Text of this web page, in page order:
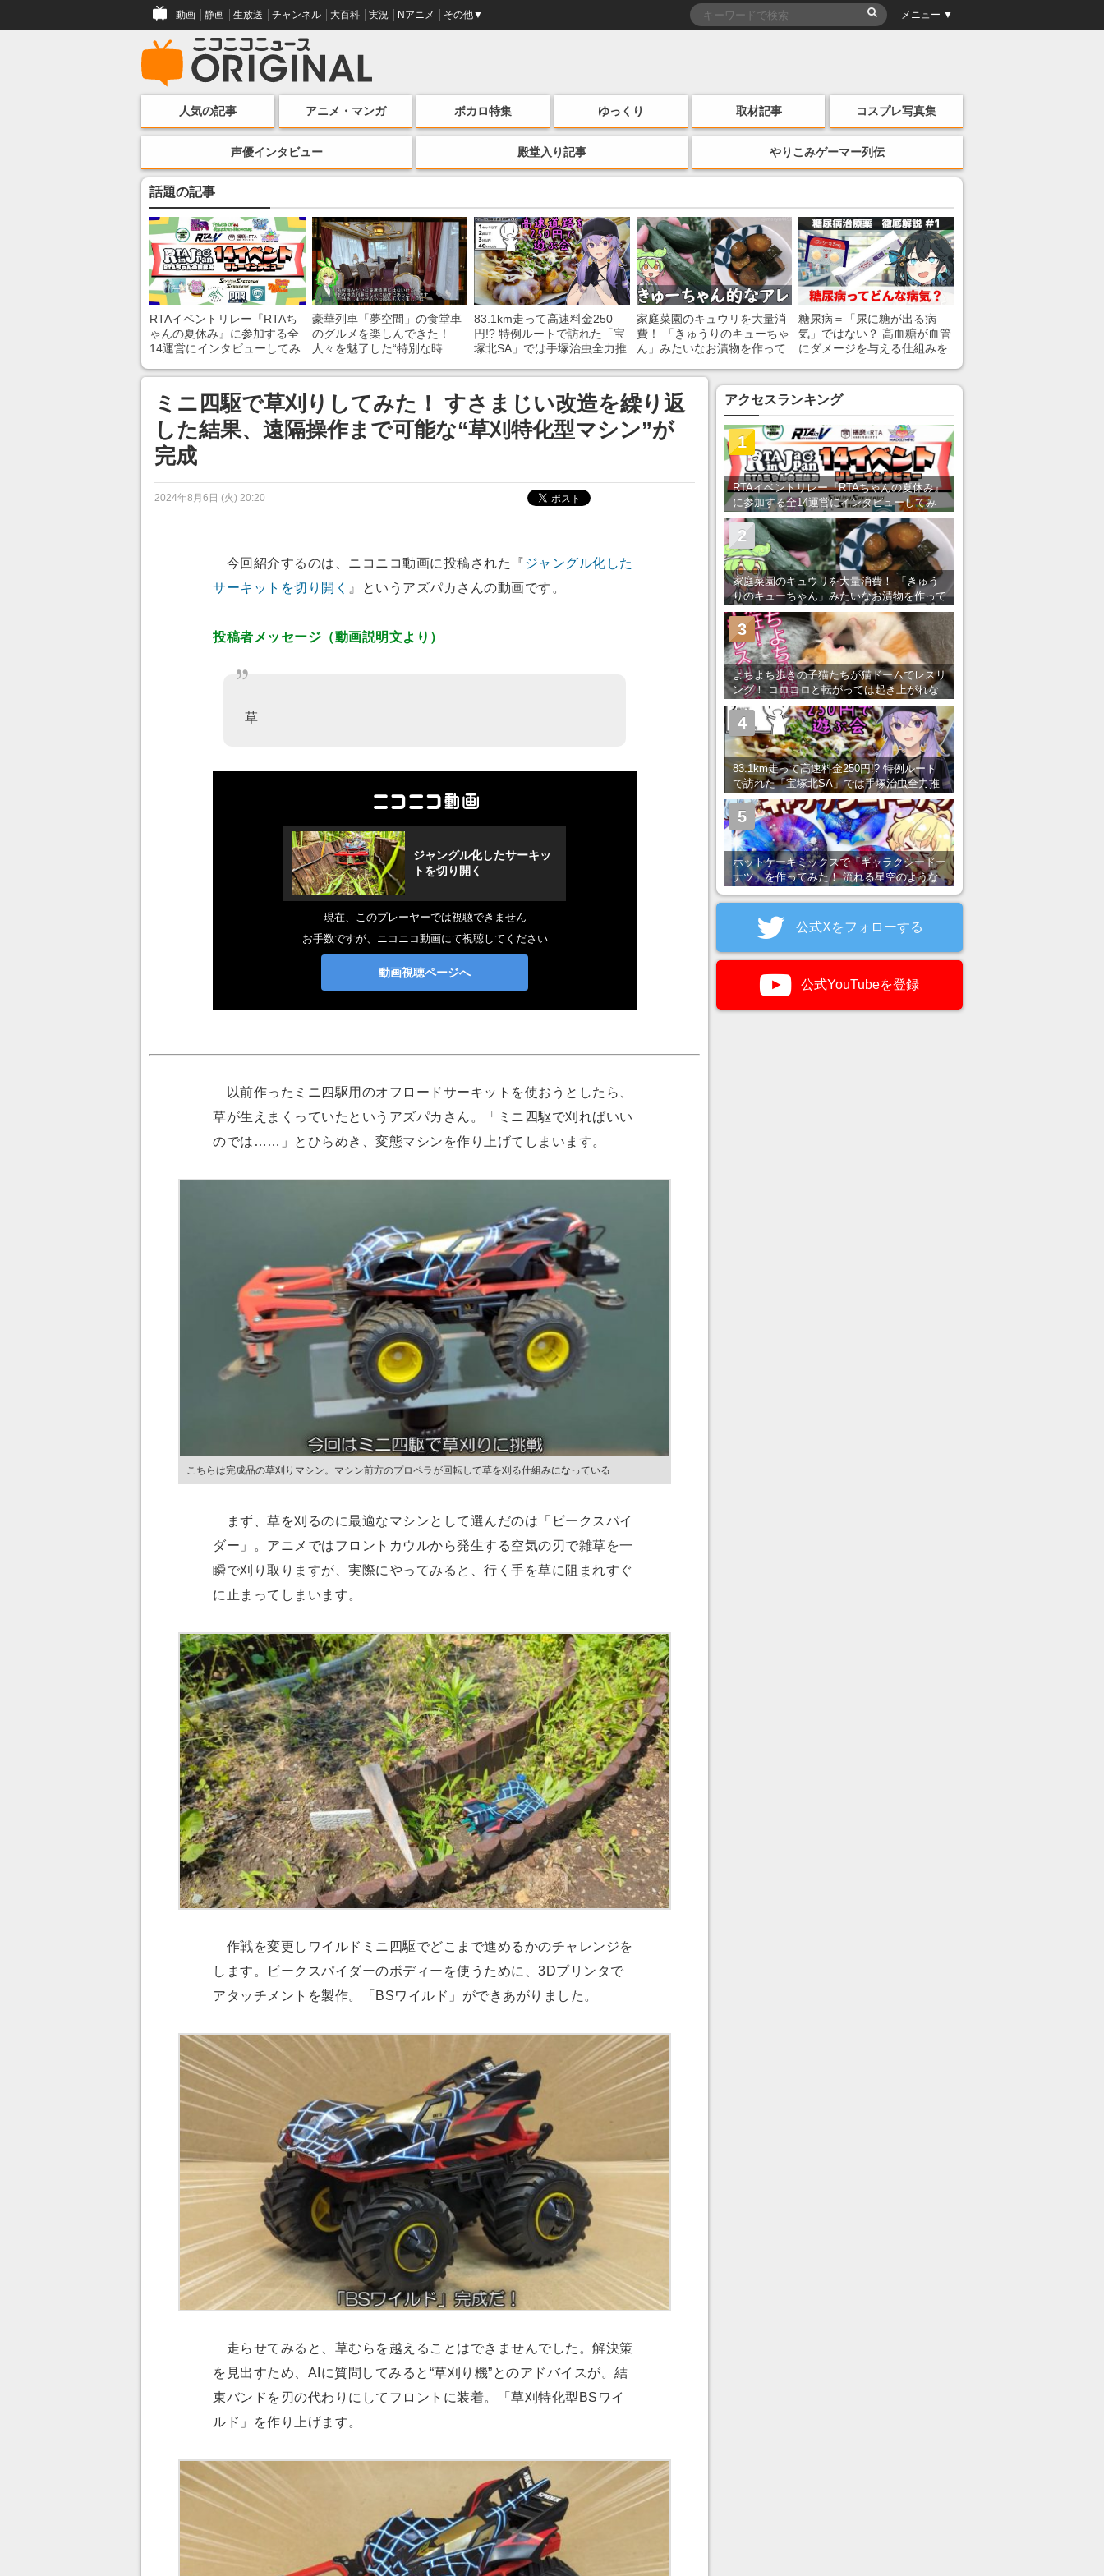
動画 静画 生放送 チャンネル 大百科 実況 Nアニメ その他▼ メニュー ▼
人気の記事 アニメ・マンガ ボカロ特集 ゆっくり 取材記事 コスプレ写真集
声優インタビュー 殿堂入り記事 やりこみゲーマー列伝
話題の記事
RTAイベントリレー『RTAち
ゃんの夏休み』に参加する全
14運営にインタビューしてみ
ンネルの貸し出しを利用し8/9
から1週間にわたって開催
豪華列車「夢空間」の食堂車
のグルメを楽しんできた！
人々を魅了した“特別な時
あ」「行ってみたい」の声
83.1km走って高速料金250
円!? 特例ルートで訪れた「宝
塚北SA」では手塚治虫全力推
家庭菜園のキュウリを大量消
費！ 「きゅうりのキューちゃ
ん」みたいなお漬物を作って
糖尿病＝「尿に糖が出る病
気」ではない？ 高血糖が血管
にダメージを与える仕組みを
ミニ四駆で草刈りしてみた！ すさまじい改造を繰り返
した結果、遠隔操作まで可能な“草刈特化型マシン”が
完成
2024年8月6日 (火) 20:20
今回紹介するのは、ニコニコ動画に投稿された『 ジャングル化した
サーキットを切り開く 』というアズパカさんの動画です。
投稿者メッセージ（動画説明文より）
草
以前作ったミニ四駆用のオフロードサーキットを使おうとしたら、
草が生えまくっていたというアズパカさん。「ミニ四駆で刈ればいい
のでは……」とひらめき、変態マシンを作り上げてしまいます。
こちらは完成品の草刈りマシン。マシン前方のプロペラが回転して草を刈る仕組みになっている
まず、草を刈るのに最適なマシンとして選んだのは「ビークスパイ
ダー」。アニメではフロントカウルから発生する空気の刃で雑草を一
瞬で刈り取りますが、実際にやってみると、行く手を草に阻まれすぐ
に止まってしまいます。
作戦を変更しワイルドミニ四駆でどこまで進めるかのチャレンジを
します。ビークスパイダーのボディーを使うために、3Dプリンタで
アタッチメントを製作。「BSワイルド」ができあがりました。
走らせてみると、草むらを越えることはできませんでした。解決策
を見出すため、AIに質問してみると“草刈り機”とのアドバイスが。結
束バンドを刃の代わりにしてフロントに装着。「草刈特化型BSワイ
ルド」を作り上げます。
アクセスランキング
RTAイベントリレー『RTAちゃんの夏休み』
に参加する全14運営にインタビューしてみ
た！ 「RTA in Japan」のチャンネルの貸し
出しを利用し8/9から1週間にわたって開催
1
家庭菜園のキュウリを大量消費！ 「きゅう
りのキューちゃん」みたいなお漬物を作って
みた
2
よちよち歩きの子猫たちが猫ドームでレスリ
ング！ コロコロと転がっては起き上がれな
い姿が可愛すぎる
3
83.1km走って高速料金250円!? 特例ルート
で訪れた「宝塚北SA」では手塚治虫全力推
し＆関西グルメが楽しめる！
4
ホットケーキミックスで「ギャラクシードー
ナツ」を作ってみた！ 流れる星空のような
5
公式Xをフォローする
公式YouTubeを登録